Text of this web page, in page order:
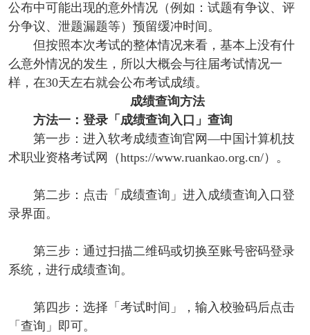
公布中可能出现的意外情况（例如：试题有争议、评
分争议、泄题漏题等）预留缓冲时间。
但按照本次考试的整体情况来看，基本上没有什
么意外情况的发生，所以大概会与往届考试情况一
样，在30天左右就会公布考试成绩。
成绩查询方法
方法一：登录「成绩查询入口」查询
第一步：进入软考成绩查询官网—中国计算机技
术职业资格考试网（https://www.ruankao.org.cn/）。
第二步：点击「成绩查询」进入成绩查询入口登
录界面。
第三步：通过扫描二维码或切换至账号密码登录
系统，进行成绩查询。
第四步：选择「考试时间」，输入校验码后点击
「查询」即可。